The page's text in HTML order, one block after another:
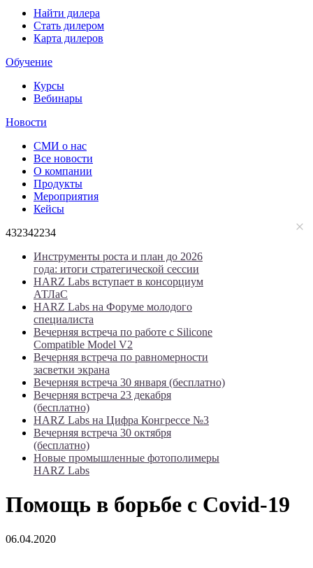
Найти дилера
Cтать дилером
Карта дилеров
Обучение
Курсы
Вебинары
Новости
СМИ о нас
Все новости
О компании
Продукты
Мероприятия
Кейсы
432342234
Инструменты роста и план до 2026
года: итоги стратегической сессии
HARZ Labs вступает в консорциум
АТЛаС
HARZ Labs на Форуме молодого
специалиста
Вечерняя встреча по работе с Silicone
Compatible Model V2
Вечерняя встреча по равномерности
засветки экрана
Вечерняя встреча 30 января (бесплатно)
Вечерняя встреча 23 декабря
(бесплатно)
HARZ Labs на Цифра Конгрессе №3
Вечерняя встреча 30 октября
(бесплатно)
Новые промышленные фотополимеры
HARZ Labs
Помощь в борьбе с Covid-19
06.04.2020